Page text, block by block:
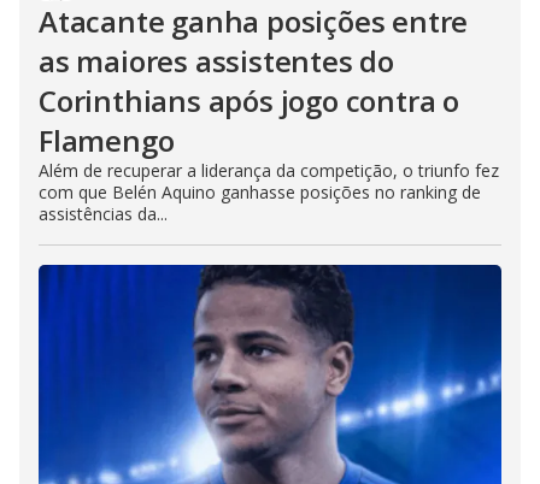
Atacante ganha posições entre
as maiores assistentes do
Corinthians após jogo contra o
Flamengo
Além de recuperar a liderança da competição, o triunfo fez
com que Belén Aquino ganhasse posições no ranking de
assistências da...